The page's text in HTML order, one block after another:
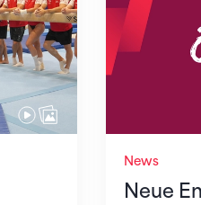
News
Neue